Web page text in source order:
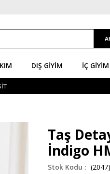
DIŞ GIYIM İÇ GİYIM
Taş
İndigo
(2047)